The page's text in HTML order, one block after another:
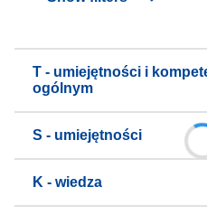
T - umiejętności i
ogólnym
S - umiejętności
K - wiedza